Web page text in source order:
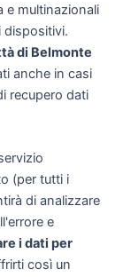
e multinazionali
dispositivi.
di Belmonte
anche in casi
recupero dati
(per tutti i
di analizzare
e
i dati per
così un